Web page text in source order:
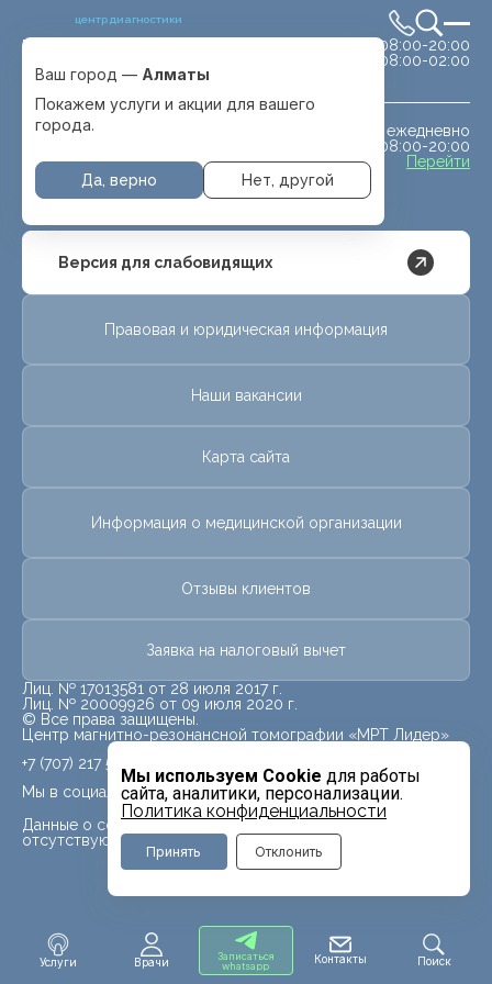
центр диагностики
Выбрать город
с. Отеген батыра
сб-вс 08:00-20:00
08:00-02:00
ежедневно
08:00-20:00
Перейти
Ваш город — Алматы
Покажем услуги и акции для вашего
города.
Да, верно Нет, другой
Услуги Врачи
Записаться
whatsapp
Контакты Поиск
Мы используем Cookie для работы
сайта, аналитики, персонализации.
Политика конфиденциальности
Принять Отклонить
Версия для слабовидящих
Правовая и юридическая информация
Наши вакансии
Карта сайта
Информация о медицинской организации
Отзывы клиентов
Заявка на налоговый вычет
Лиц. № 17013581 от 28 июля 2017 г.
Лиц. № 20009926 от 09 июля 2020 г.
© Все права защищены.
Центр магнитно-резонансной томографии «МРТ Лидер»
Мы в социальных сетях
Данные о социальных сетях для данного филиала
отсутствуют
+7 (707) 217 5840